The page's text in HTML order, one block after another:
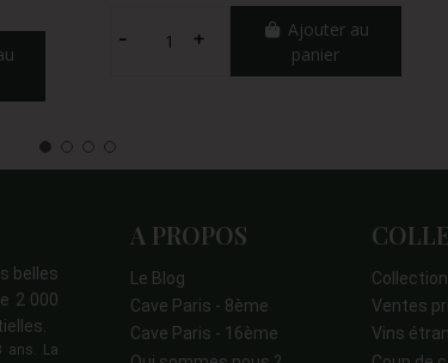
Ajouter au
panier
belles
2 000
ans. La
A PROPOS
Le Blog
Cave Paris - 8ème
Cave Paris - 16ème
Ventes
Vins